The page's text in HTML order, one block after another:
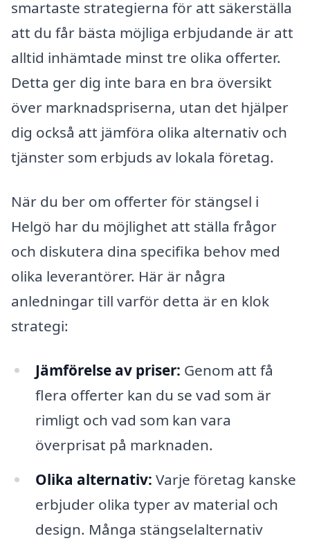
smartaste strategierna för att säkerställa
att du får bästa möjliga erbjudande är att
alltid inhämtade minst tre olika offerter.
Detta ger dig inte bara en bra översikt
över marknadspriserna, utan det hjälper
dig också att jämföra olika alternativ och
tjänster som erbjuds av lokala företag.
När du ber om offerter för stängsel i
Helgö har du möjlighet att ställa frågor
och diskutera dina specifika behov med
olika leverantörer. Här är några
anledningar till varför detta är en klok
strategi:
Jämförelse av priser: Genom att få
flera offerter kan du se vad som är
rimligt och vad som kan vara
överprisat på marknaden.
Olika alternativ: Varje företag kanske
erbjuder olika typer av material och
design. Många stängselalternativ